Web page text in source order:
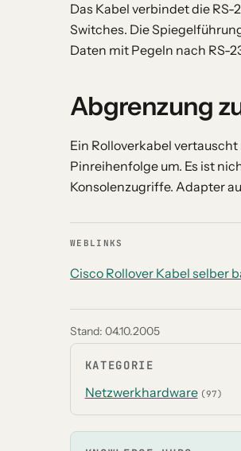
Das Kabel verbindet die
Switches. Die
Daten mit Pegeln nach RS-
Abgrenzung
Ein Rolloverkabel
Pinreihenfolge um. Es ist
Konsolenzugriffe. Adapter
WEBLINKS
Cisco Rollover Kabel selber
Stand: 04.10.2005
KATEGORIE
Netzwerkhardware (97)